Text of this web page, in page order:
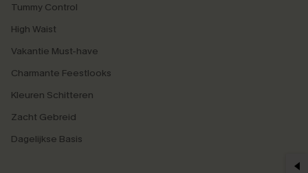
Tummy Control
High Waist
Vakantie Must-have
Charmante Feestlooks
Kleuren Schitteren
Zacht Gebreid
Dagelijkse Basis